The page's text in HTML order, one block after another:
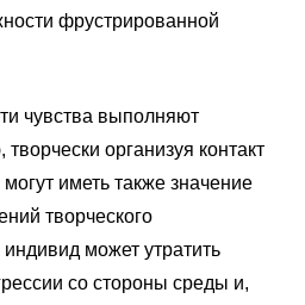
фрустрированной
чувства выполняют
организуя контакт
иметь также значение
творческого
может утратить
со стороны среды и,